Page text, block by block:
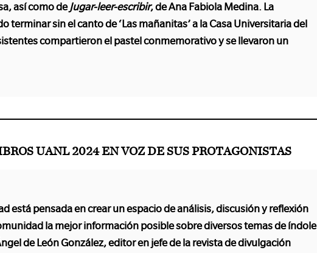
así como deJugar-leer-escribir, de Ana Fabiola Medina. La
terminar sin el canto de ‘Las mañanitas’ a la Casa Universitaria del
compartieron el pastel conmemorativo y se llevaron un
UANL 2024 EN VOZ DE SUS PROTAGONISTAS
está pensada en crear un espacio de análisis, discusión y reflexión
la mejor información posible sobre diversos temas de índole
de León González, editor en jefe de la revista de divulgación